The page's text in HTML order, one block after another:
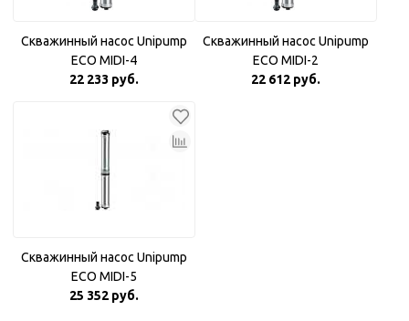
Скважинный насос Unipump
ECO MIDI-4
22 233 руб.
Скважинный насос Unipump
ECO MIDI-2
22 612 руб.
Скважинный насос Unipump
ECO MIDI-5
25 352 руб.